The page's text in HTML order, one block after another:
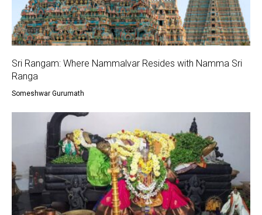
Sri Rangam: Where Nammalvar Resides with Namma Sri
Ranga
Someshwar Gurumath